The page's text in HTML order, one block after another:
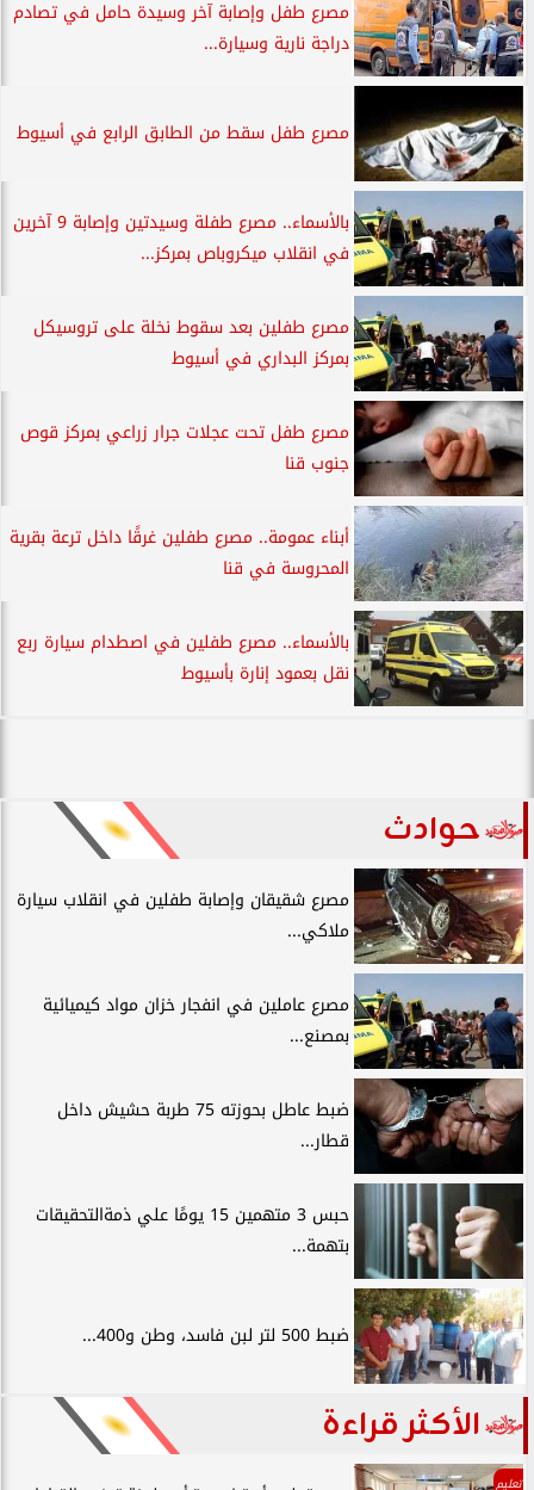
مصرع طفل وإصابة آخر وسيدة حامل في تصادم
دراجة نارية وسيارة...
مصرع طفل سقط من الطابق الرابع في أسيوط
بالأسماء.. مصرع طفلة وسيدتين وإصابة 9 آخرين
في انقلاب ميكروباص بمركز...
مصرع طفلين بعد سقوط نخلة على تروسيكل
بمركز البداري في أسيوط
مصرع طفل تحت عجلات جرار زراعي بمركز قوص
جنوب قنا
أبناء عمومة.. مصرع طفلين غرقًا داخل ترعة بقرية
المحروسة في قنا
بالأسماء.. مصرع طفلين في اصطدام سيارة ربع
نقل بعمود إنارة بأسيوط
حوادث
مصرع شقيقان وإصابة طفلين في انقلاب سيارة
ملاكي...
مصرع عاملين في انفجار خزان مواد كيميائية
بمصنع...
ضبط عاطل بحوزته 75 طربة حشيش داخل
قطار...
حبس 3 متهمين 15 يومًا علي ذمةالتحقيقات
بتهمة...
ضبط 500 لتر لبن فاسد، وطن و400...
الأكثر قراءة
تعليم